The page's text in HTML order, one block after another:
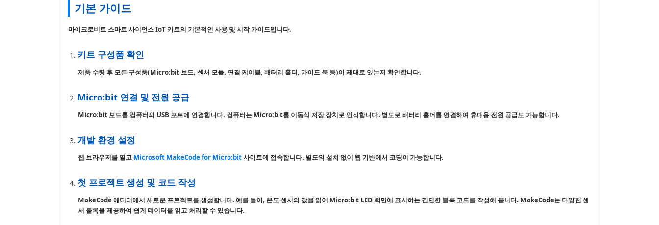
기본 가이드
마이크로비트 스마트 사이언스 IoT 키트의 기본적인 사용 및 시작 가이드입니다.
키트 구성품 확인
제품 수령 후 모든 구성품(Micro:bit 보드, 센서 모듈, 연결 케이블, 배터리 홀더, 가이드 북 등)이 제대로 있는지 확인합니다.
Micro:bit 연결 및 전원 공급
Micro:bit 보드를 컴퓨터의 USB 포트에 연결합니다. 컴퓨터는 Micro:bit를 이동식 저장 장치로 인식합니다. 별도로 배터리 홀더를 연결하여 휴대용 전원 공급도 가능합니다.
개발 환경 설정
웹 브라우저를 열고 Microsoft MakeCode for Micro:bit사이트에 접속합니다. 별도의 설치 없이 웹 기반에서 코딩이 가능합니다.
첫 프로젝트 생성 및 코드 작성
MakeCode 에디터에서 새로운 프로젝트를 생성합니다. 예를 들어, 온도 센서의 값을 읽어 Micro:bit LED 화면에 표시하는 간단한 블록 코드를 작성해 봅니다. MakeCode는 다양한 센
서 블록을 제공하여 쉽게 데이터를 읽고 처리할 수 있습니다.